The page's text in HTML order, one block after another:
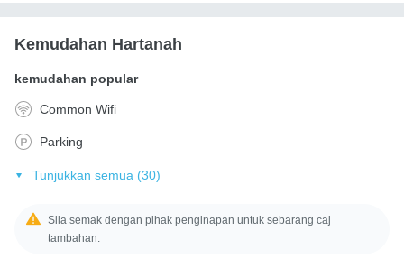
Kemudahan Hartanah
kemudahan popular
Common Wifi
Parking
Tunjukkan semua (30)
Sila semak dengan pihak penginapan untuk sebarang caj
tambahan.